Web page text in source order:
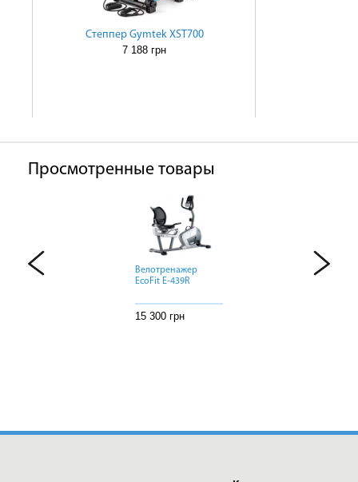
Степпер Gymtek XST700
7 188 грн
Просмотренные товары
Велотренажер
Велотренажер
EcoFit E-439R
15 300 грн
Велотренажер